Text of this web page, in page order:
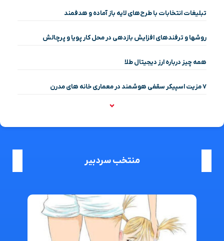
تبلیغات انتخابات با طرح‌های لایه باز آماده و هدفمند
روشها و ترفندهای افزایش بازدهی در محل کار پویا و پرچالش
همه چیز درباره ارز دیجیتال طلا
۷ مزیت اسپیکر سقفی هوشمند در معماری خانه‌ های مدرن
منتخب سردبیر